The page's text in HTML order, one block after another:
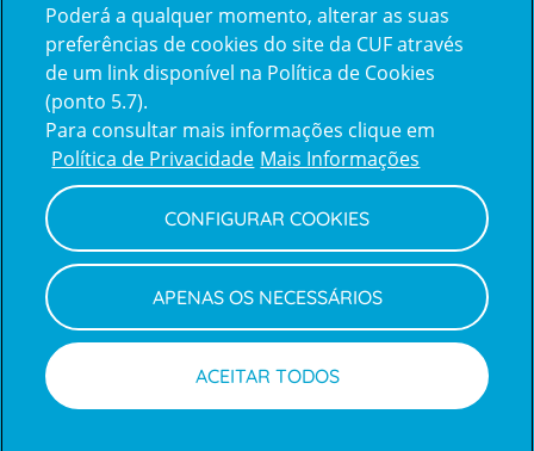
Reclamações
e
elogios
Policy
Política de Privacidade e Cookies
Declaração de Acessibilidade
Canal de Denúncias
Informações legais
Poderá a qualquer momento, alterar as suas
preferências de cookies do site da CUF através
de um link disponível na Política de Cookies
(ponto 5.7).
Para consultar mais informações clique em
Política de Privacidade Mais Informações
CONFIGURAR COOKIES
APENAS OS NECESSÁRIOS
ACEITAR TODOS